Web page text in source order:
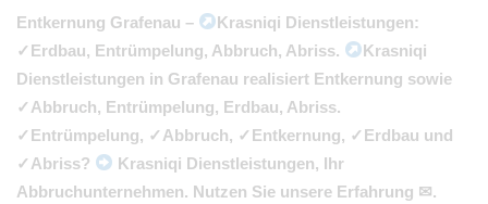
Entkernung Grafenau –
Krasniqi Dienstleistungen:
✓Erdbau, Entrümpelung, Abbruch, Abriss.
Krasniqi
Dienstleistungen in Grafenau realisiert Entkernung sowie
✓Abbruch, Entrümpelung, Erdbau, Abriss.
✓Entrümpelung, ✓Abbruch, ✓Entkernung, ✓Erdbau und
✓Abriss?
Krasniqi Dienstleistungen, Ihr
Abbruchunternehmen. Nutzen Sie unsere Erfahrung ✉.